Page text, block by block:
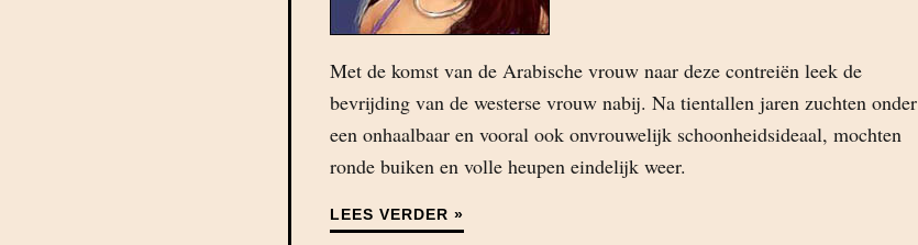
Met de komst van de Arabische vrouw naar deze contreiën leek de
bevrijding van de westerse vrouw nabij. Na tientallen jaren zuchten onder
een onhaalbaar en vooral ook onvrouwelijk schoonheidsideaal, mochten
ronde buiken en volle heupen eindelijk weer.
LEES VERDER »